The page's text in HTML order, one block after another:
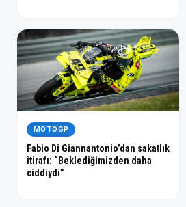
MOTOGP
Fabio Di Giannantonio’dan sakatlık
itirafı: “Beklediğimizden daha
ciddiydi”